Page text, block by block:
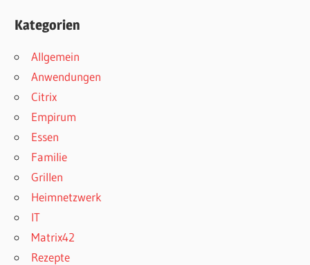
Kategorien
Allgemein
Anwendungen
Citrix
Empirum
Essen
Familie
Grillen
Heimnetzwerk
IT
Matrix42
Rezepte